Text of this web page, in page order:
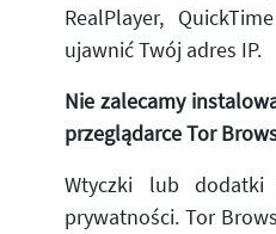
RealPlayer,
ujawnić Twój adres IP.
Nie zalecamy
przeglądarce Tor
Wtyczki lub
prywatności. Tor